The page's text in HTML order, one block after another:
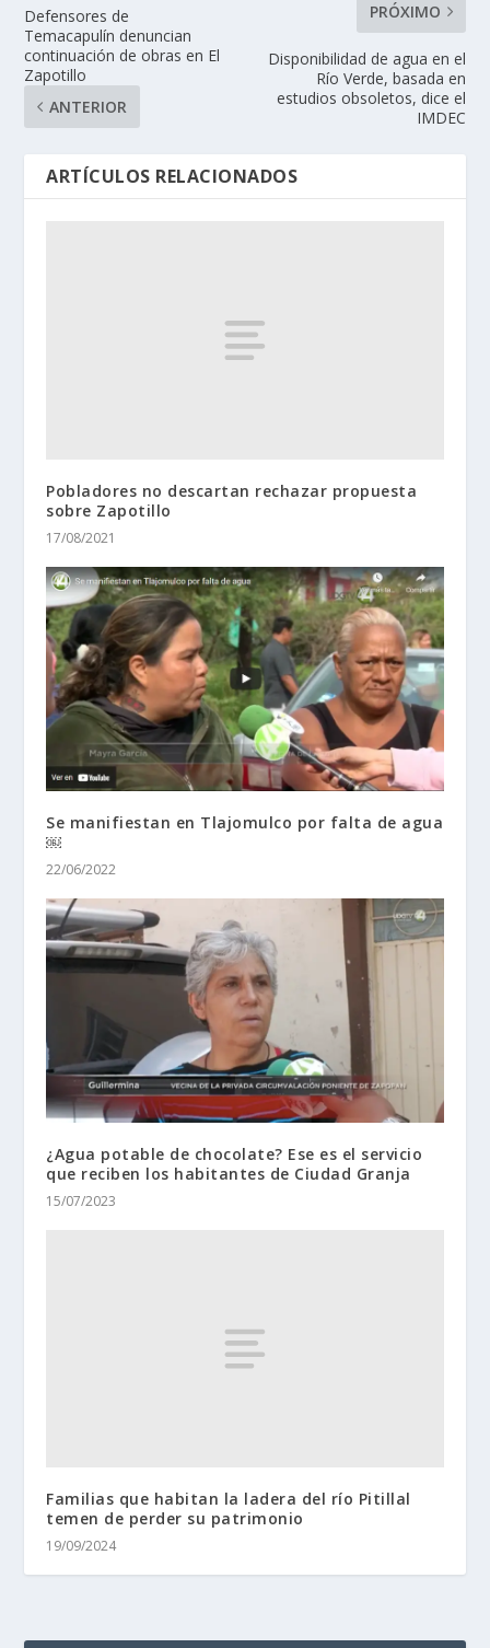
Defensores de
Temacapulín denuncian
continuación de obras en El
Zapotillo
ANTERIOR
PRÓXIMO
Disponibilidad de agua en el
Río Verde, basada en
estudios obsoletos, dice el
IMDEC
ARTÍCULOS RELACIONADOS
Pobladores no descartan rechazar propuesta
sobre Zapotillo
17/08/2021
Se manifiestan en Tlajomulco por falta de agua
￼
22/06/2022
¿Agua potable de chocolate? Ese es el servicio
que reciben los habitantes de Ciudad Granja
15/07/2023
Familias que habitan la ladera del río Pitillal
temen de perder su patrimonio
19/09/2024